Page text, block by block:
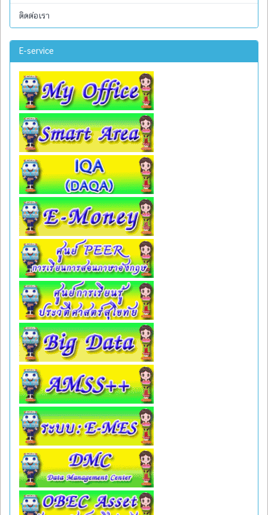
ติดต่อเรา
E-service